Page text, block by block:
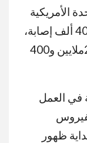
الأمريكية
دول العالم بما يزيد عن 4 ملايين و400 ألف إصابة،
لتأتي البرازيل في المركز الثاني بـ 2ملايين و400
في العمل
ظهور